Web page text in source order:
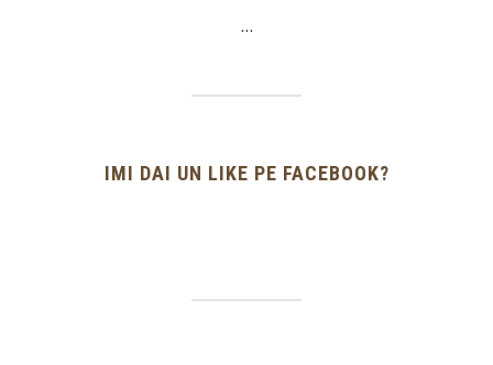
…
IMI DAI UN LIKE PE FACEBOOK?